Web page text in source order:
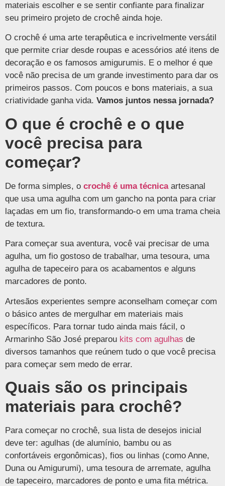
materiais escolher e se sentir confiante para finalizar
seu primeiro projeto de crochê ainda hoje.
O crochê é uma arte terapêutica e incrivelmente versátil
que permite criar desde roupas e acessórios até itens de
decoração e os famosos amigurumis. E o melhor é que
você não precisa de um grande investimento para dar os
primeiros passos. Com poucos e bons materiais, a sua
criatividade ganha vida. Vamos juntos nessa jornada?
O que é crochê e o que
você precisa para
começar?
De forma simples, o crochê é uma técnica artesanal
que usa uma agulha com um gancho na ponta para criar
laçadas em um fio, transformando-o em uma trama cheia
de textura.
Para começar sua aventura, você vai precisar de uma
agulha, um fio gostoso de trabalhar, uma tesoura, uma
agulha de tapeceiro para os acabamentos e alguns
marcadores de ponto.
Artesãos experientes sempre aconselham começar com
o básico antes de mergulhar em materiais mais
específicos. Para tornar tudo ainda mais fácil, o
Armarinho São José preparou kits com agulhas de
diversos tamanhos que reúnem tudo o que você precisa
para começar sem medo de errar.
Quais são os principais
materiais para crochê?
Para começar no crochê, sua lista de desejos inicial
deve ter: agulhas (de alumínio, bambu ou as
confortáveis ergonômicas), fios ou linhas (como Anne,
Duna ou Amigurumi), uma tesoura de arremate, agulha
de tapeceiro, marcadores de ponto e uma fita métrica.